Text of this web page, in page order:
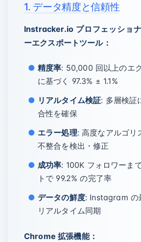
1. データ精度と信頼性
Instracker.io プロフェッショ
ーエクスポートツール：
精度率: 50,000 回以上のエ
に基づく 97.3% ± 1.1%
リアルタイム検証: 多層検証
合性を確保
エラー処理: 高度なアルゴリ
不整合を検出・修正
成功率: 100K フォロワーま
トで 99.2% の完了率
データの鮮度: Instagram の
リアルタイム同期
Chrome 拡張機能：